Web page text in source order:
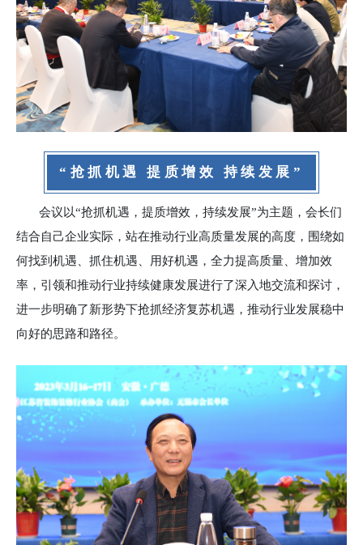
“抢抓机遇 提质增效 持续发展”
会议以“抢抓机遇，提质增效，持续发展”为主题，会长们
结合自己企业实际，站在推动行业高质量发展的高度，围绕如
何找到机遇、抓住机遇、用好机遇，全力提高质量、增加效
率，引领和推动行业持续健康发展进行了深入地交流和探讨，
进一步明确了新形势下抢抓经济复苏机遇，推动行业发展稳中
向好的思路和路径。